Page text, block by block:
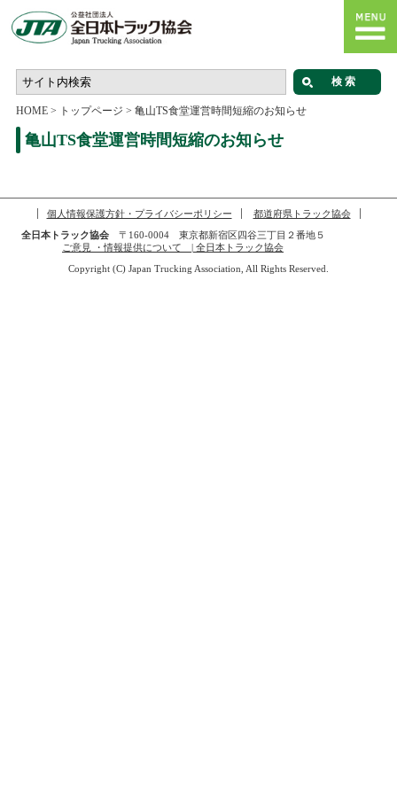
HOME> トップページ > 亀山TS食堂運営時間短縮のお知らせ
亀山TS食堂運営時間短縮のお知らせ
個人情報保護方針・プライバシーポリシー
都道府県トラック協会
全日本トラック協会〒160-0004 東京都新宿区四谷三丁目２番地５
ご意見 ・情報提供について | 全日本トラック協会
Copyright (C) Japan Trucking Association, All Rights Reserved.